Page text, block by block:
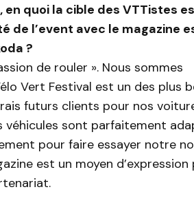
en quoi la cible des VTTistes
de l’event avec le magazine
?
de rouler ». Nous sommes
Vert Festival est un des plus
futurs clients pour nos
véhicules sont parfaitement
pour faire essayer notre
est un moyen d’expression